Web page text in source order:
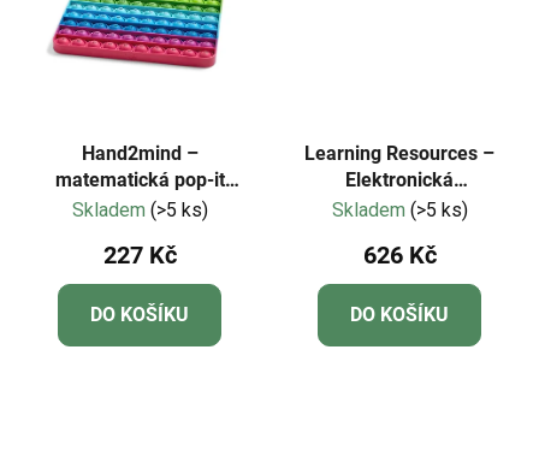
Hand2mind –
matematická pop-it
tabulka do 100
Skladem (>5 ks)
227 Kč
DO KOŠÍKU
Learning Resources –
Elektronická
matematická karta
Skladem (>5 ks)
626 Kč
DO KOŠÍKU